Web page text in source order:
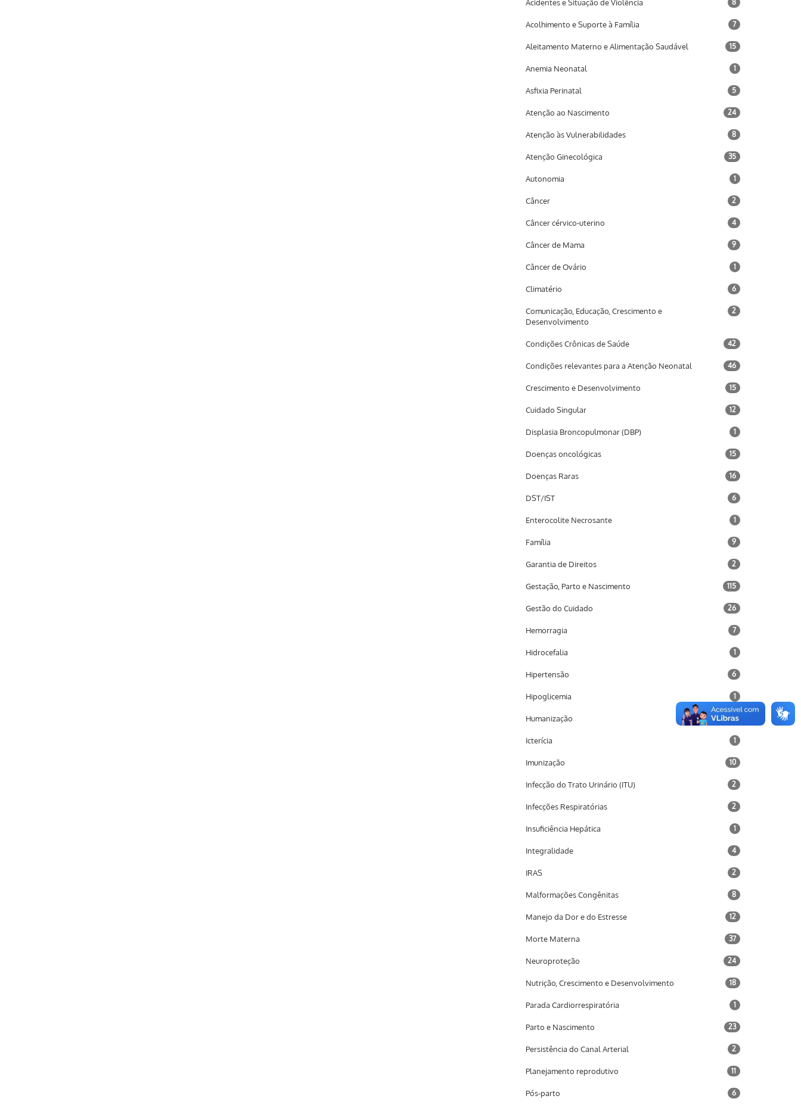
Acidentes e Situação de Violência 8
Acolhimento e Suporte à Família 7
Aleitamento Materno e Alimentação Saudável 15
Anemia Neonatal 1
Asfixia Perinatal 5
Atenção ao Nascimento 24
Atenção às Vulnerabilidades 8
Atenção Ginecológica 35
Autonomia 1
Câncer 2
Câncer cérvico-uterino 4
Câncer de Mama 9
Câncer de Ovário 1
Climatério 6
Comunicação, Educação, Crescimento e
Desenvolvimento
2
Condições Crônicas de Saúde 42
Condições relevantes para a Atenção Neonatal 46
Crescimento e Desenvolvimento 15
Cuidado Singular 12
Displasia Broncopulmonar (DBP) 1
Doenças oncológicas 15
Doenças Raras 16
DST/IST 6
Enterocolite Necrosante 1
Família 9
Garantia de Direitos 2
Gestação, Parto e Nascimento 115
Gestão do Cuidado 26
Hemorragia 7
Hidrocefalia 1
Hipertensão 6
Hipoglicemia 1
Humanização 2
Icterícia 1
Imunização 10
Infecção do Trato Urinário (ITU) 2
Infecções Respiratórias 2
Insuficiência Hepática 1
Integralidade 4
IRAS 2
Malformações Congênitas 8
Manejo da Dor e do Estresse 12
Morte Materna 37
Neuroproteção 24
Nutrição, Crescimento e Desenvolvimento 18
Parada Cardiorrespiratória 1
Parto e Nascimento 23
Persistência do Canal Arterial 2
Planejamento reprodutivo 11
Pós-parto 6